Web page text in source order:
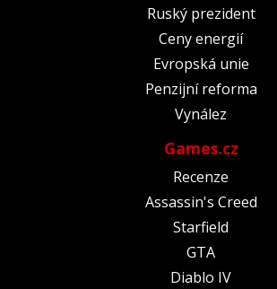
Ruský prezident
Ceny energií
Evropská unie
Penzijní reforma
Vynález
Games.cz
Recenze
Assassin's Creed
Starfield
GTA
Diablo IV